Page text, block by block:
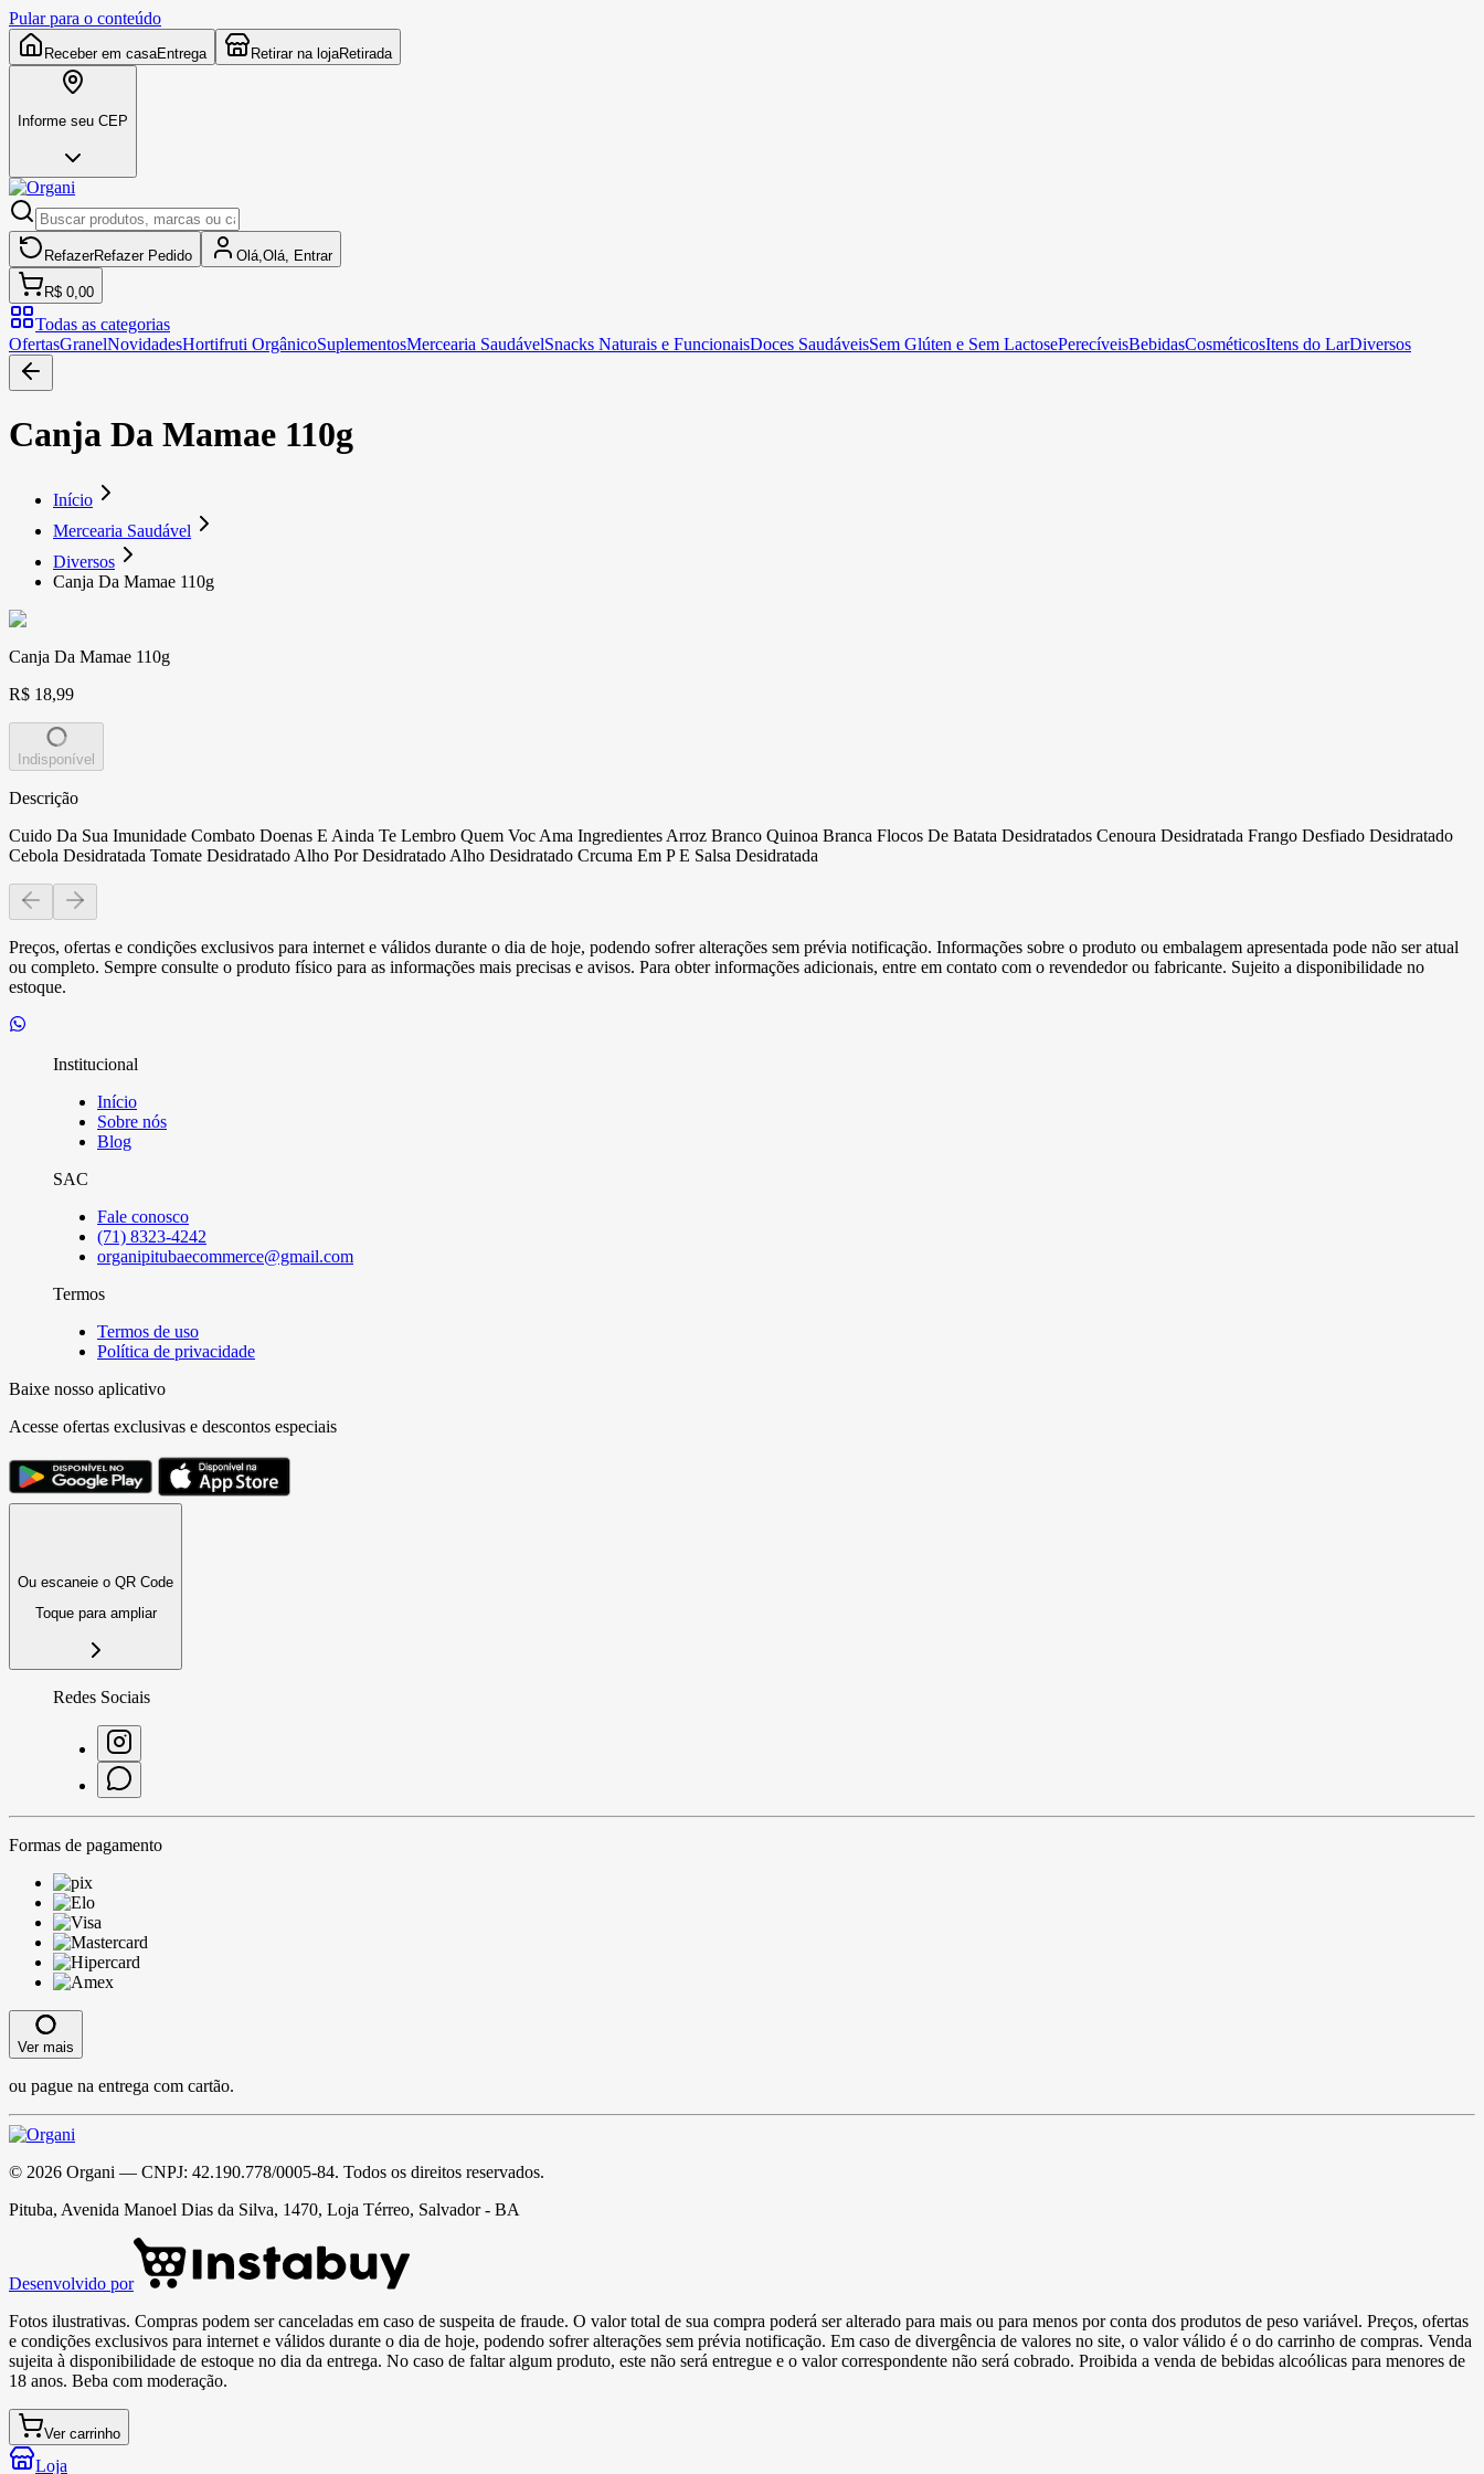
Pular para o conteúdo
Receber em casaEntrega Retirar na lojaRetirada
Informe seu CEP
RefazerRefazer Pedido Olá, Olá, Entrar
R$ 0,00
Todas as categorias
OfertasGranelNovidadesHortifruti OrgânicoSuplementosMercearia SaudávelSnacks Naturais e FuncionaisDoces SaudáveisSem Glúten e Sem LactosePerecíveisBebidasCosméticosItens do LarDiversos
Canja Da Mamae 110g
Início
Mercearia Saudável
Diversos
Canja Da Mamae 110g
Canja Da Mamae 110g
R$ 18,99
Indisponível
Descrição
Cuido Da Sua Imunidade Combato Doenas E Ainda Te Lembro Quem Voc Ama Ingredientes Arroz Branco Quinoa Branca Flocos De Batata Desidratados Cenoura Desidratada Frango Desfiado Desidratado
Cebola Desidratada Tomate Desidratado Alho Por Desidratado Alho Desidratado Crcuma Em P E Salsa Desidratada
Preços, ofertas e condições exclusivos para internet e válidos durante o dia de hoje, podendo sofrer alterações sem prévia notificação. Informações sobre o produto ou embalagem apresentada pode não ser atual
ou completo. Sempre consulte o produto físico para as informações mais precisas e avisos. Para obter informações adicionais, entre em contato com o revendedor ou fabricante. Sujeito a disponibilidade no
estoque.
Institucional
Início
Sobre nós
Blog
SAC
Fale conosco
(71) 8323-4242
organipitubaecommerce@gmail.com
Termos
Termos de uso
Política de privacidade
Baixe nosso aplicativo
Acesse ofertas exclusivas e descontos especiais
Ou escaneie o QR Code
Toque para ampliar
Redes Sociais
Formas de pagamento
Ver mais
ou pague na entrega com cartão.
© 2026 Organi — CNPJ: 42.190.778/0005-84. Todos os direitos reservados.
Pituba, Avenida Manoel Dias da Silva, 1470, Loja Térreo, Salvador - BA
Desenvolvido por
Fotos ilustrativas. Compras podem ser canceladas em caso de suspeita de fraude. O valor total de sua compra poderá ser alterado para mais ou para menos por conta dos produtos de peso variável. Preços, ofertas
e condições exclusivos para internet e válidos durante o dia de hoje, podendo sofrer alterações sem prévia notificação. Em caso de divergência de valores no site, o valor válido é o do carrinho de compras. Venda
sujeita à disponibilidade de estoque no dia da entrega. No caso de faltar algum produto, este não será entregue e o valor correspondente não será cobrado. Proibida a venda de bebidas alcoólicas para menores de
18 anos. Beba com moderação.
Ver carrinho
Loja